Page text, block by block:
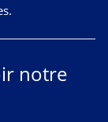
notre